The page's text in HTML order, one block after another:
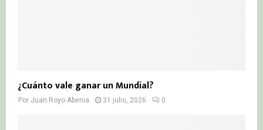
¿Cuánto vale ganar un Mundial?
Por Juan Royo Abenia 31 julio, 2026 0